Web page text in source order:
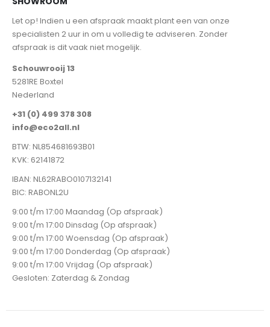
Let op! Indien u een afspraak maakt plant een van onze
specialisten 2 uur in om u volledig te adviseren. Zonder
afspraak is dit vaak niet mogelijk.
Schouwrooij 13
5281RE Boxtel
Nederland
+31 (0) 499 378 308
info@eco2all.nl
BTW: NL854681693B01
KVK: 62141872
IBAN: NL62RABO0107132141
BIC: RABONL2U
9:00 t/m 17:00 Maandag (Op afspraak)
9:00 t/m 17:00 Dinsdag (Op afspraak)
9:00 t/m 17:00 Woensdag (Op afspraak)
9:00 t/m 17:00 Donderdag (Op afspraak)
9:00 t/m 17:00 Vrijdag (Op afspraak)
Gesloten: Zaterdag & Zondag